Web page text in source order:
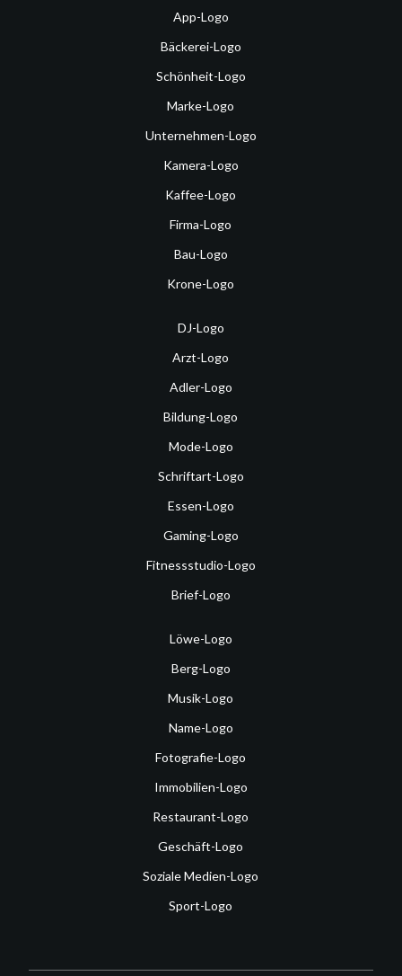
App-Logo
Bäckerei-Logo
Schönheit-Logo
Marke-Logo
Unternehmen-Logo
Kamera-Logo
Kaffee-Logo
Firma-Logo
Bau-Logo
Krone-Logo
DJ-Logo
Arzt-Logo
Adler-Logo
Bildung-Logo
Mode-Logo
Schriftart-Logo
Essen-Logo
Gaming-Logo
Fitnessstudio-Logo
Brief-Logo
Löwe-Logo
Berg-Logo
Musik-Logo
Name-Logo
Fotografie-Logo
Immobilien-Logo
Restaurant-Logo
Geschäft-Logo
Soziale Medien-Logo
Sport-Logo